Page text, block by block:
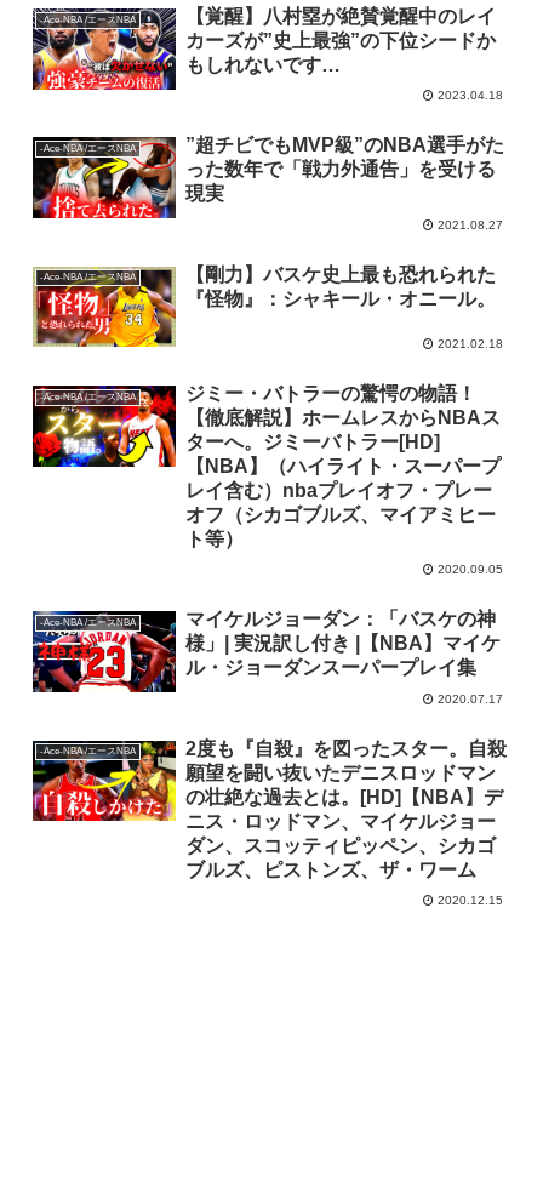
-Ace-NBA /エースNBA
【覚醒】八村塁が絶賛覚醒中のレイ
カーズが”史上最強”の下位シードか
もしれないです…
2023.04.18
-Ace-NBA /エースNBA
”超チビでもMVP級”のNBA選手がた
った数年で「戦力外通告」を受ける
現実
2021.08.27
-Ace-NBA /エースNBA
【剛力】バスケ史上最も恐れられた
『怪物』：シャキール・オニール。
2021.02.18
-Ace-NBA /エースNBA
ジミー・バトラーの驚愕の物語！
【徹底解説】ホームレスからNBAス
ターへ。ジミーバトラー[HD]
【NBA】（ハイライト・スーパープ
レイ含む）nbaプレイオフ・プレー
オフ（シカゴブルズ、マイアミヒー
ト等）
2020.09.05
-Ace-NBA /エースNBA
マイケルジョーダン：「バスケの神
様」| 実況訳し付き |【NBA】マイケ
ル・ジョーダンスーパープレイ集
2020.07.17
-Ace-NBA /エースNBA
2度も『自殺』を図ったスター。自殺
願望を闘い抜いたデニスロッドマン
の壮絶な過去とは。[HD]【NBA】デ
ニス・ロッドマン、マイケルジョー
ダン、スコッティピッペン、シカゴ
ブルズ、ピストンズ、ザ・ワーム
2020.12.15